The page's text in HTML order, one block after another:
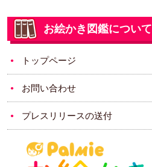
お絵かき図鑑について
トップページ
お問い合わせ
プレスリリースの送付